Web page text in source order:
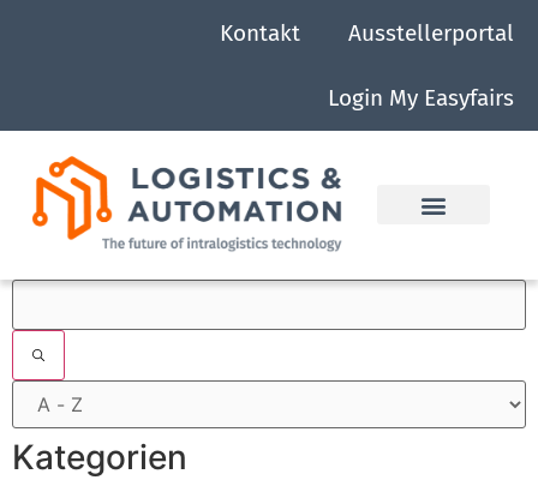
Kontakt Ausstellerportal
Login My Easyfairs
Filter
Kategorien